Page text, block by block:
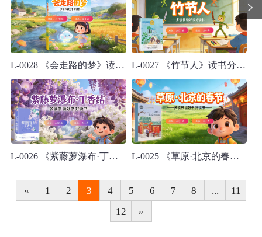
L-0028 《会走路的梦》读书分享PPT模板 L-0027 《竹节人》读书分享PPT模板
L-0026 《紫藤萝瀑布·丁香结》读书分享PPT模板 L-0025 《草原·北京的春节》读书分享PPT模板
« 1 2 3 4 5 6 7 8 ...
11
12
»